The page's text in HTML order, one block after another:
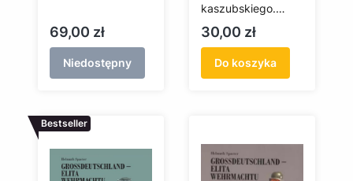
Cena
69,00 zł
Niedostępny
kaszubskiego.
Morfologia, tj.
słowotwórstwo i
fleksja
Cena
30,00 zł
Do koszyka
Bestseller